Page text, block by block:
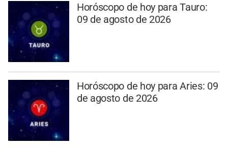
Horóscopo de hoy para Tauro:
09 de agosto de 2026
Horóscopo de hoy para Aries: 09
de agosto de 2026